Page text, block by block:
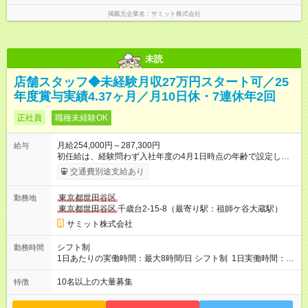
掲載元企業名 サミット株式会社
未読
店舗スタッフ◆未経験月収27万円スタート可／25
年度賞与実績4.37ヶ月／月10日休・7連休年2回
正社員 職種未経験OK
給与
月給254,000円～287,300円
初任給は、経験問わず入社年度の4月1日時点の年齢で設定しま
す。 ■27歳以上：月給28万7300円 ■26歳 ：月給28万3300
円 ■25歳 ：月給27万9300円 ■24歳 ：月給27万5300円
歳 ：月給26万円 ■20歳 ：月給25万4000円 ■キャリアパ
スについて■ 配属後は経験を積み、サブチーフ・チーフ（部門運
営責任者）を目指します。 チーフは接客や作業のほか、販売計
画や売場作り、社員教育も担当。副店長・店長へ昇進すれば給
与も大幅アップします。 また年1回キャリア希望を出せ、商品
部・営業企画部・総務部・経理部など本部スタッフへの挑戦も
発・経理部への異動例もあり、自身の可能性を広げられる環境
です！ 【試用期間】試用期間あり 試用期間の長さ：3ヶ月 雇用
形態、給与は本採用時と同じです。
交通費別途支給あり
勤務地
東京都世田谷区
東京都世田谷区千歳台2-15-8（最寄り駅：祖師ケ谷大蔵駅）
サミット株式会社
勤務時間
シフト制
1日あたりの実働時間：最大8時間/日 シフト制 1日実働時間：最
大8時間(休憩1時間) 月10日休 【シフト例】 8:00～17:00 10:00
～19:00 12:00～21:00 ほか 深夜営業店舗(22時～25時閉店)に
めの深夜勤務はありません。 月平均残業時間20～30h程度
特徴 10名以上の大量募集